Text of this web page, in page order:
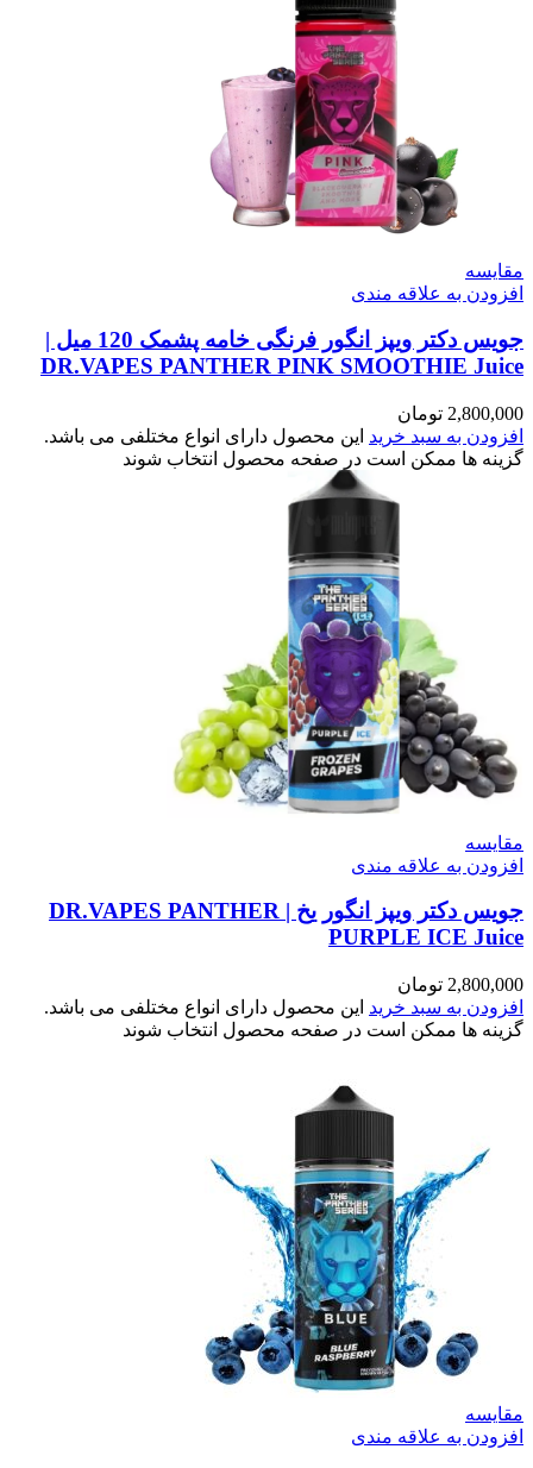
مقایسه
افزودن به علاقه مندی
جویس دکتر ویپز انگور فرنگی خامه پشمک 120 میل |
DR.VAPES PANTHER PINK SMOOTHIE Juice
2,800,000 تومان
افزودن به سبد خرید این محصول دارای انواع مختلفی می باشد.
گزینه ها ممکن است در صفحه محصول انتخاب شوند
مقایسه
افزودن به علاقه مندی
جویس دکتر ویپز انگور یخ | DR.VAPES PANTHER
PURPLE ICE Juice
2,800,000 تومان
افزودن به سبد خرید این محصول دارای انواع مختلفی می باشد.
گزینه ها ممکن است در صفحه محصول انتخاب شوند
مقایسه
افزودن به علاقه مندی